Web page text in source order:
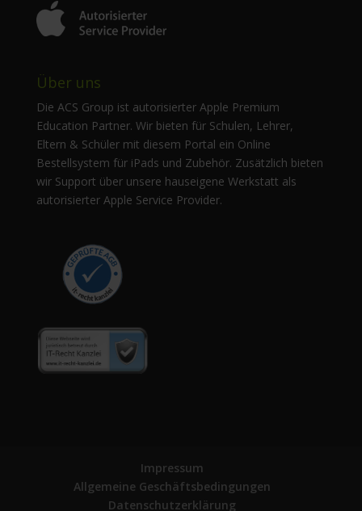
Über uns
Die ACS Group ist autorisierter Apple Premium
Education Partner. Wir bieten für Schulen, Lehrer,
Eltern & Schüler mit diesem Portal ein Online
Bestellsystem für iPads und Zubehör. Zusätzlich bieten
wir Support über unsere hauseigene Werkstatt als
autorisierter Apple Service Provider.
Impressum
Allgemeine Geschäftsbedingungen
Datenschutzerklärung